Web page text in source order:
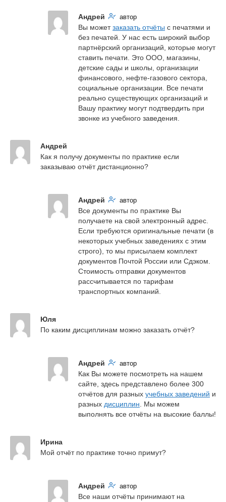
Андрей автор
Вы может заказать отчёты с печатями и
без печатей. У нас есть широкий выбор
партнёрский организаций, которые могут
ставить печати. Это ООО, магазины,
детские сады и школы, организации
финансового, нефте-газового сектора,
социальные организации. Все печати
реально существующих организаций и
Вашу практику могут подтвердить при
звонке из учебного заведения.
Андрей
Как я получу документы по практике если
заказываю отчёт дистанционно?
Андрей автор
Все документы по практике Вы
получаете на свой электронный адрес.
Если требуются оригинальные печати (в
некоторых учебных заведениях с этим
строго), то мы присылаем комплект
документов Почтой России или Сдэком.
Стоимость отправки документов
рассчитывается по тарифам
транспортных компаний.
Юля
По каким дисциплинам можно заказать отчёт?
Андрей автор
Как Вы можете посмотреть на нашем
сайте, здесь представлено более 300
отчётов для разных учебных заведений и
разных дисциплин . Мы можем
выполнять все отчёты на высокие баллы!
Ирина
Мой отчёт по практике точно примут?
Андрей автор
Все наши отчёты принимают на